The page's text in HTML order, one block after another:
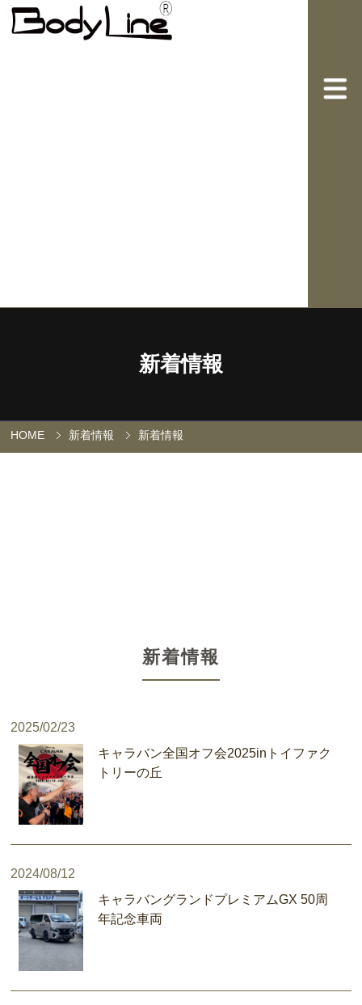
新着情報
HOME 新着情報 新着情報
新着情報
2025/02/23
キャラバン全国オフ会2025inトイファク
トリーの丘
2024/08/12
キャラバングランドプレミアムGX 50周
年記念車両